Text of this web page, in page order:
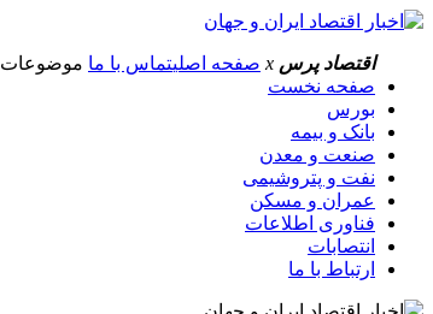
اقتصاد پرس x صفحه اصلیتماس با ما موضوعات
صفحه نخست
بورس
بانک و بیمه
صنعت و معدن
نفت و پتروشیمی
عمران و مسکن
فناوری اطلاعات
انتصابات
ارتباط با ما